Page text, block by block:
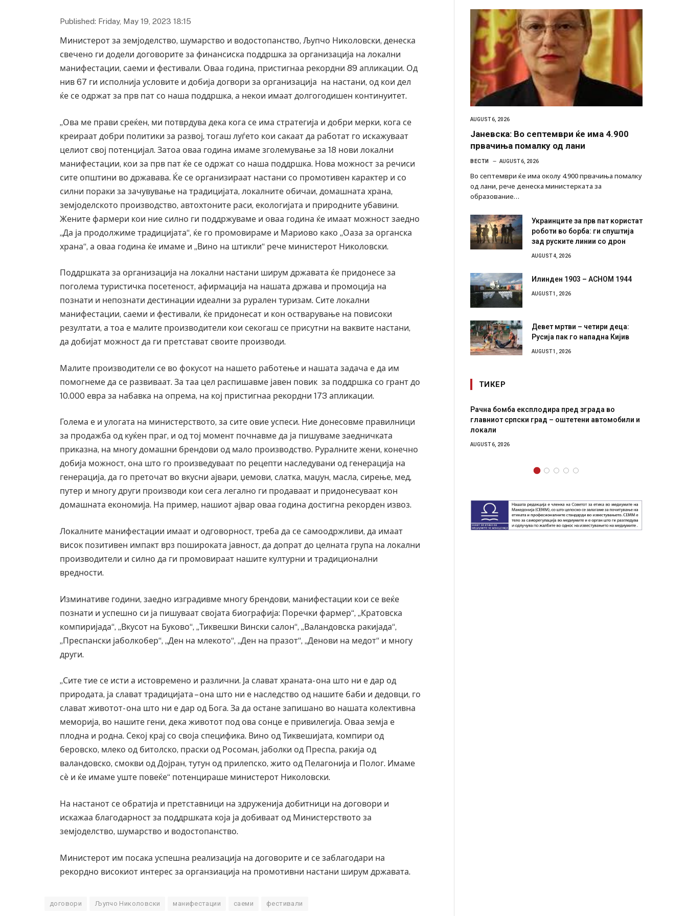
Published: Friday, May 19, 2023 18:15
Министерот за земјоделство, шумарство и водостопанство, Љупчо Николовски, денеска
свечено ги додели договорите за финансиска поддршка за организација на локални
манифестации, саеми и фестивали. Оваа година, пристигнаа рекордни 89 апликации. Од
нив 67 ги исполнија условите и добија догвори за организација на настани, од кои дел
ќе се одржат за прв пат со наша поддршка, а некои имаат долгогодишен континуитет.
„Ова ме прави среќен, ми потврдува дека кога се има стратегија и добри мерки, кога се
креираат добри политики за развој, тогаш луѓето кои сакаат да работат го искажуваат
целиот свој потенцијал. Затоа оваа година имаме зголемување за 18 нови локални
манифестации, кои за прв пат ќе се одржат со наша поддршка. Нова можност за речиси
сите општини во државава. Ќе се организираат настани со промотивен карактер и со
силни пораки за зачувување на традицијата, локалните обичаи, домашната храна,
земјоделското производство, автохтоните раси, екологијата и природните убавини.
Жените фармери кои ние силно ги поддржуваме и оваа година ќе имаат можност заедно
„Да ја продолжиме традицијата“, ќе го промовираме и Мариово како „Оаза за органска
храна“, а оваа година ќе имаме и „Вино на штикли“ рече министерот Николовски.
Поддршката за организација на локални настани ширум државата ќе придонесе за
поголема туристичка посетеност, афирмација на нашата држава и промоција на
познати и непознати дестинации идеални за рурален туризам. Сите локални
манифестации, саеми и фестивали, ќе придонесат и кон остварување на повисоки
резултати, а тоа е малите производители кои секогаш се присутни на ваквите настани,
да добијат можност да ги претстават своите производи.
Малите производители се во фокусот на нашето работење и нашата задача е да им
помогнеме да се развиваат. За таа цел распишавме јавен повик за поддршка со грант до
10.000 евра за набавка на опрема, на кој пристигнаа рекордни 173 апликации.
Голема е и улогата на министерството, за сите овие успеси. Ние донесовме правилници
за продажба од куќен праг, и од тој момент почнавме да ја пишуваме заедничката
приказна, на многу домашни брендови од мало производство. Руралните жени, конечно
добија можност, она што го произведуваат по рецепти наследувани од генерација на
генерација, да го преточат во вкусни ајвари, џемови, слатка, маџун, масла, сирење, мед,
путер и многу други производи кои сега легално ги продаваат и придонесуваат кон
домашната економија. На пример, нашиот ајвар оваа година достигна рекорден извоз.
Локалните манифестации имаат и одговорност, треба да се самоодржливи, да имаат
висок позитивен импакт врз пошироката јавност, да допрат до целната група на локални
производители и силно да ги промовираат нашите културни и традиционални
вредности.
Изминативе години, заедно изградивме многу брендови, манифестации кои се веќе
познати и успешно си ја пишуваат својата биографија: Поречки фармер“, „Кратовска
компиријада“, „Вкусот на Буково“, „Тиквешки Вински салон“, „Валандовска ракијада“,
„Преспански јаболкобер“, „Ден на млекото“, „Ден на празот“, „Денови на медот“ и многу
други.
„Сите тие се исти а истовремено и различни. Ја слават храната- она што ни е дар од
природата, ја слават традицијата – она што ни е наследство од нашите баби и дедовци, го
слават животот- она што ни е дар од Бога. За да остане запишано во нашата колективна
меморија, во нашите гени, дека животот под ова сонце е привилегија. Оваа земја е
плодна и родна. Секој крај со своја специфика. Вино од Тиквешијата, компири од
беровско, млеко од битолско, праски од Росоман, јаболки од Преспа, ракија од
валандовско, смокви од Дојран, тутун од прилепско, жито од Пелагонија и Полог. Имаме
сѐ и ќе имаме уште повеќе“ потенцираше министерот Николовски.
На настанот се обратија и претставници на здруженија добитници на договори и
искажаа благодарност за поддршката која ја добиваат од Министерството за
земјоделство, шумарство и водостопанство.
Министерот им посака успешна реализација на договорите и се заблагодари на
рекордно високиот интерес за органзиација на промотивни настани ширум државата.
договори Љупчо Николовски манифестации саеми фестивали
Јаневска: Во септември ќе има 4.900
првачиња помалку од лани
ВЕСТИ
Во септември ќе има околу 4.900 првачиња помалку
од лани, рече денеска министерката за
образование…
роботи во борба: ги спуштија
зад руските линии со дрон
AUGUST 4, 2026
AUGUST 1, 2026
Русија пак го нападна Кијив
AUGUST 1, 2026
Грција: Горат Парос, Андрос, Калимнос, Крит, …
Рачна бомба експлодира пред зграда во
локали
AUGUST 6, 2026
11-месечна воена
AUGUST 4, 2026